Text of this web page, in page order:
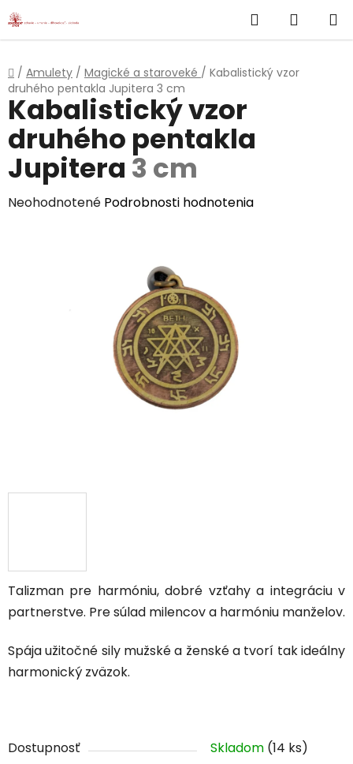
Prejsť
na
Hľadať
KOŠÍK
Domov
/ Amulety / Magické a staroveké / Kabalistický vzor
druhého pentakla Jupitera 3 cm
Talizman pre harmóniu, dobré vzťahy a integráciu v
partnerstve. Pre súlad milencov a harmóniu manželov.
Spája užitočné sily mužské a ženské a tvorí tak ideálny
harmonický zväzok.
Dostupnosť Skladom (14 ks)
Kabalistický vzor
druhého pentakla
Jupitera 3 cm
Priemerné
Neohodnotené Podrobnosti hodnotenia